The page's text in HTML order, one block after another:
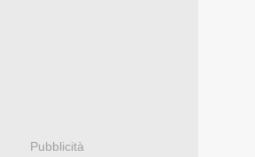
Pubblicità